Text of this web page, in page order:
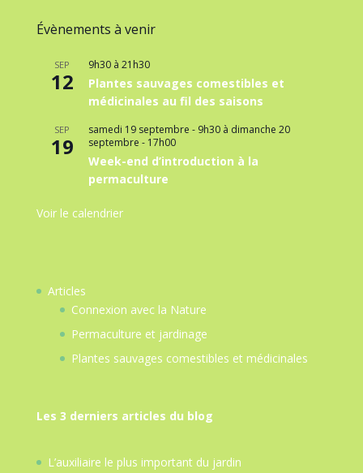
Évènements à venir
SEP
12
9h30à 21h30
Plantes sauvages comestibles et
médicinales au fil des saisons
SEP
19
samedi 19 septembre - 9h30à dimanche 20
septembre - 17h00
Week-end d’introduction à la
permaculture
Voir le calendrier
Articles
Connexion avec la Nature
Permaculture et jardinage
Plantes sauvages comestibles et médicinales
Les 3 derniers articles du blog
L’auxiliaire le plus important du jardin